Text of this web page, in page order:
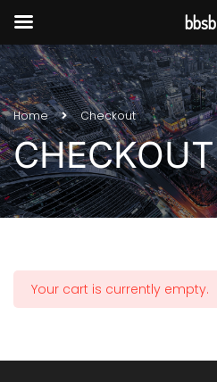
Home Checkout
CHECKOUT
Your cart is currently empty.
bbsb